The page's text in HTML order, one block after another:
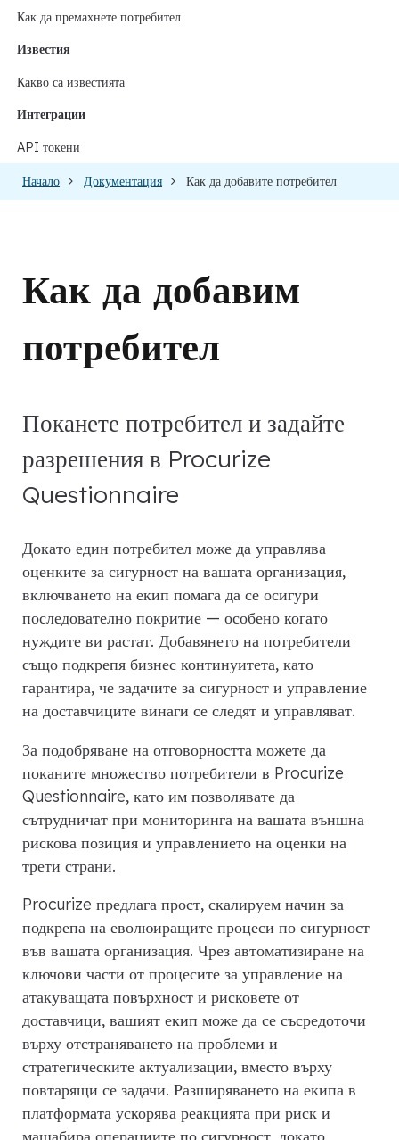
Как да премахнете потребител
Известия
Какво са известията
Интеграции
API токени
Начало Документация Как да добавите потребител
Как да добавим
потребител
Поканете потребител и задайте
разрешения в Procurize
Questionnaire
Докато един потребител може да управлява
оценките за сигурност на вашата организация,
включването на екип помага да се осигури
последователно покритие — особено когато
нуждите ви растат. Добавянето на потребители
също подкрепя бизнес континуитета, като
гарантира, че задачите за сигурност и управление
на доставчиците винаги се следят и управляват.
За подобряване на отговорността можете да
поканите множество потребители в Procurize
Questionnaire, като им позволявате да
сътрудничат при мониторинга на вашата външна
рискова позиция и управлението на оценки на
трети страни.
Procurize предлага прост, скалируем начин за
подкрепа на еволюиращите процеси по сигурност
във вашата организация. Чрез автоматизиране на
ключови части от процесите за управление на
атакуващата повърхност и рисковете от
доставчици, вашият екип може да се съсредоточи
върху отстраняването на проблеми и
стратегическите актуализации, вместо върху
повтарящи се задачи. Разширяването на екипа в
платформата ускорява реакцията при риск и
мащабира операциите по сигурност, докато